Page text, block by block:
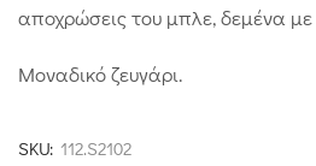
αποχρώσεις του μπλε, δεμένα με
Μοναδικό ζευγάρι.
SKU: 112.S2102